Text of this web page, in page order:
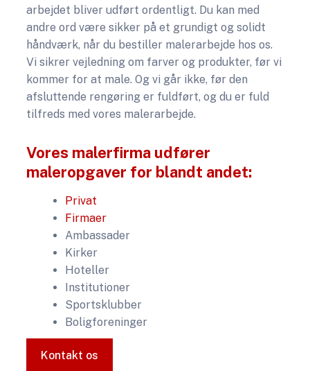
arbejdet bliver udført ordentligt. Du kan med
andre ord være sikker på et grundigt og solidt
håndværk, når du bestiller malerarbejde hos os.
Vi sikrer vejledning om farver og produkter, før vi
kommer for at male. Og vi går ikke, før den
afsluttende rengøring er fuldført, og du er fuld
tilfreds med vores malerarbejde.​
Vores malerfirma udfører
maleropgaver for blandt andet:​
Privat
​Firmaer
Ambassader
Kirker
Hoteller
Institutioner
Sportsklubber
Boligforeninger
Kontakt os